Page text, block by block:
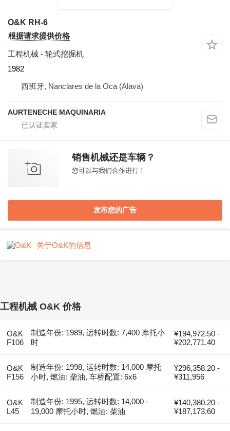
O&K RH-6
根据请求提供价格
工程机械 - 轮式挖掘机
1982
西班牙, Nanclares de la Oca (Alava)
AURTENECHE MAQUINARIA
销售机械还是车辆？
您可以与我们合作进行！
发布您的广告
关于O&K的信息
工程机械 O&K 价格
O&K
F106
制造年份: 1989, 运转时数: 7,400 摩托小
时
¥194,972.50 -
¥202,771.40
O&K
F156
制造年份: 1998, 运转时数: 14,000 摩托
小时, 燃油: 柴油, 车桥配置: 6x6
¥296,358.20 -
¥311,956
O&K
L45
制造年份: 1995, 运转时数: 14,000 -
19,000 摩托小时, 燃油: 柴油
¥140,380.20 -
¥187,173.60